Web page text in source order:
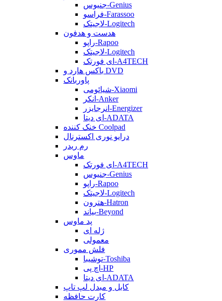
جنیوس-Genius
فراسو-Farassoo
لاجیتک-Logitech
هدست و هدفون
راپو-Rapoo
لاجیتک-Logitech
ای فورتک-A4TECH
باکس هارد و DVD
پاوربانک
شیائومی-Xiaomi
انکر-Anker
انرجایزر-Energizer
ای دیتا-ADATA
خنک کننده Coolpad
درایو نوری اکسترنال
رم ریدر
ماوس
ای فورتک-A4TECH
جنیوس-Genius
راپو-Rapoo
لاجیتک-Logitech
هترون-Hatron
بیاند-Beyond
پد ماوس
ژله ای
معمولی
فلش مموری
توشیبا-Toshiba
اچ پی-HP
ای دیتا-ADATA
کابل و مبدل لپ تاپ
کارت حافظه